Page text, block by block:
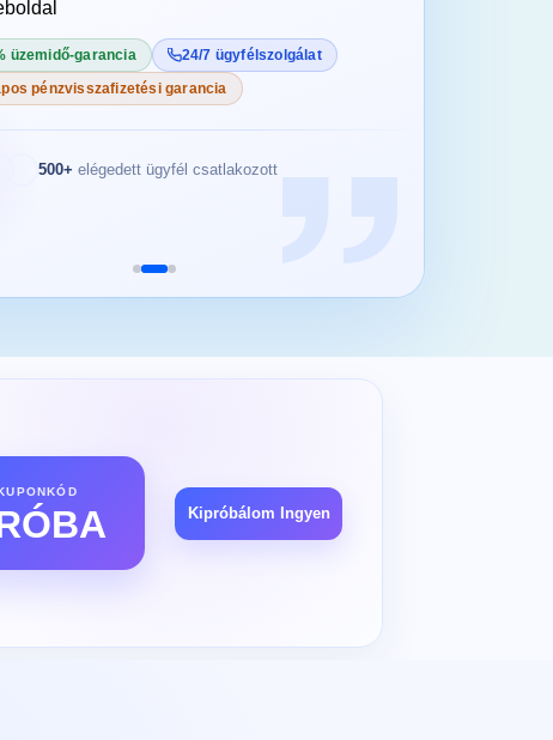
üzemidő-garancia
24/7 ügyfélszolgálat
pénzvisszafizetési garancia
500+ elégedett ügyfél csatlakozott
Kipróbálom Ingyen